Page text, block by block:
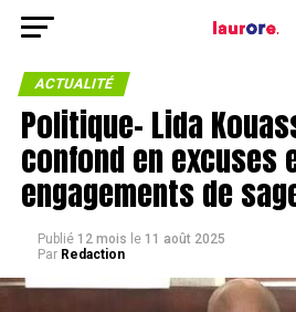
ACTUALITÉ
Politique- Lida
confond en excuses
engagements de
Publié 12 mois le 11 août 2025
Par Redaction